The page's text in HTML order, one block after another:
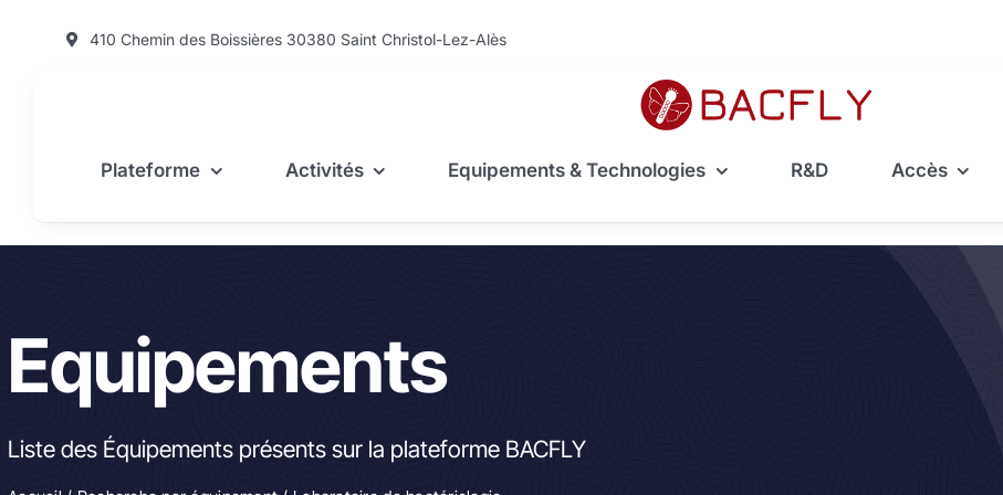
410 Chemin des Boissières 30380 Saint Christol-Lez-Alès
Plateforme Activités Equipements & Technologies R&D Accès
Equipements
Liste des Équipements présents sur la plateforme BACFLY